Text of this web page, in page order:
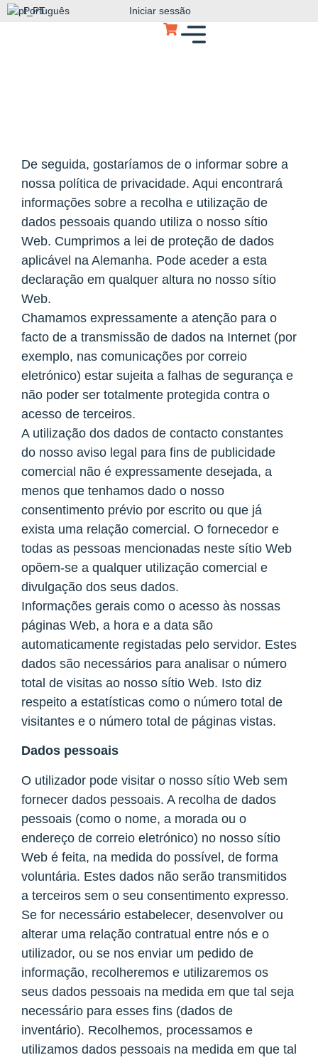
Português Iniciar sessão
De seguida, gostaríamos de o informar sobre a
nossa política de privacidade. Aqui encontrará
informações sobre a recolha e utilização de
dados pessoais quando utiliza o nosso sítio
Web. Cumprimos a lei de proteção de dados
aplicável na Alemanha. Pode aceder a esta
declaração em qualquer altura no nosso sítio
Web.
Chamamos expressamente a atenção para o
facto de a transmissão de dados na Internet (por
exemplo, nas comunicações por correio
eletrónico) estar sujeita a falhas de segurança e
não poder ser totalmente protegida contra o
acesso de terceiros.
A utilização dos dados de contacto constantes
do nosso aviso legal para fins de publicidade
comercial não é expressamente desejada, a
menos que tenhamos dado o nosso
consentimento prévio por escrito ou que já
exista uma relação comercial. O fornecedor e
todas as pessoas mencionadas neste sítio Web
opõem-se a qualquer utilização comercial e
divulgação dos seus dados.
Informações gerais como o acesso às nossas
páginas Web, a hora e a data são
automaticamente registadas pelo servidor. Estes
dados são necessários para analisar o número
total de visitas ao nosso sítio Web. Isto diz
respeito a estatísticas como o número total de
visitantes e o número total de páginas vistas.
Dados pessoais
O utilizador pode visitar o nosso sítio Web sem
fornecer dados pessoais. A recolha de dados
pessoais (como o nome, a morada ou o
endereço de correio eletrónico) no nosso sítio
Web é feita, na medida do possível, de forma
voluntária. Estes dados não serão transmitidos
a terceiros sem o seu consentimento expresso.
Se for necessário estabelecer, desenvolver ou
alterar uma relação contratual entre nós e o
utilizador, ou se nos enviar um pedido de
informação, recolheremos e utilizaremos os
seus dados pessoais na medida em que tal seja
necessário para esses fins (dados de
inventário). Recolhemos, processamos e
utilizamos dados pessoais na medida em que tal